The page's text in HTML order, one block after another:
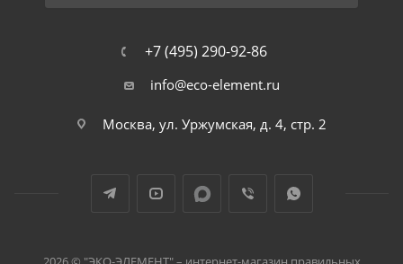
+7 (495) 290-92-86
info@eco-element.ru
Москва, ул. Уржумская, д. 4, стр. 2